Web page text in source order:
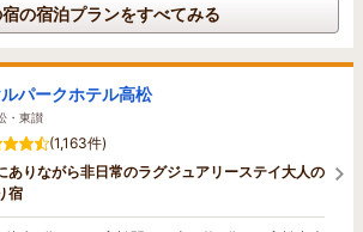
の宿泊プランをすべてみる
パークホテル高松
・東讃
(1,163件)
ありながら非日常のラグジュアリーステイ大人の
宿